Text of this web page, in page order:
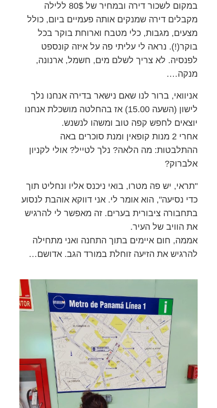
במקום לשכור דירה ובמחיר של 80$ ללילה
מקבלים דירה שמנקים אותה פעמיים ביום, כולל
מצעים, מגבות, כלי מטבח וארוחת בוקר בכל
בוקר(!). נראה לי עליתי פה על איזה קונספט
לפנסיה. לא צריך לשלם מים, חשמל, ארנונה,
מנקה….
אניוואי, ברור לנו שאם נישאר בדירה אנחנו נלך
לישון (השעה 15.00) אז בהחלטה מושכלת אנחנו
יוצאים לחפש קפה טוב ומשהו לנשנש.
אחרי 2 מנות קופאין ומנת סוכרים באה
ההתלבטות: מה הלאה? נלך לטייל? אולי לקניון
אלברוק?
"תראי, יש פה מטרו, בואי ניכנס אליו ונחליט תוך
כדי נסיעה", הוא אומר לי. אני דווקא אוהבת לנסוע
בתחבורה ציבורית בערים. זה מאפשר לי להרגיש
את הוויב של העיר.
אממה, חום איימים בתוך התחנה ואני מתחילה
להרגיש את הזיעה זוחלת במורד הגב. אדושם…